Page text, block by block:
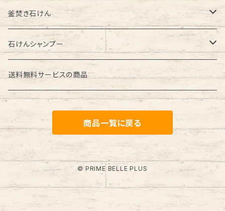
釜焚き石けん
石けんシャンプー
送料無料サービス中
送料割引サービス中
釜焚き石けん
オリーブ石けん（無添加）
オリーブ石けん（ラベンダーの香り）
オリーブ石けん（ハチミツ入り）
薔薇の形
オーガニック
石けんシャンプー
オリーブ石けんシャンプー（無添加）
オリーブ石けんシャンプー（ラベンダーの香り）
オリーブ石けんシャンプー（ハチミツ入り）
オリーブ＆アボカド石けんシャンプー
オーガニック
送料無料サービスの商品
商品一覧に戻る
© PRIME BELLE PLUS